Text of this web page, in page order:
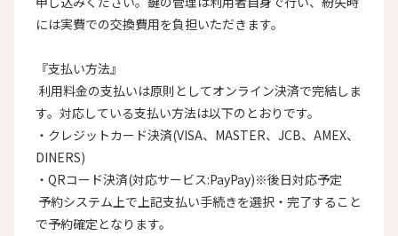
には実費での交換費用を負担いただきます。
『支払い方法』
す。対応している支払い方法は以下のとおりです。
・クレジットカード決済(VISA、MASTER、JCB、AMEX、
DINERS)
・QRコード決済(対応サービス:PayPay)※後日対応予定
で予約確定となります。